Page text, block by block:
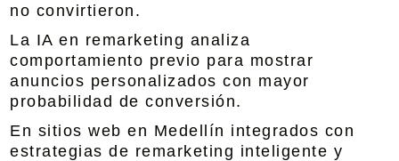
no convirtieron.
La IA en remarketing analiza
comportamiento previo para mostrar
anuncios personalizados con mayor
probabilidad de conversión.
En sitios web en Medellín integrados con
estrategias de remarketing inteligente y